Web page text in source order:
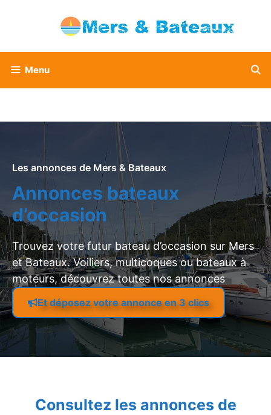
Menu
Les annonces de Mers & Bateaux
Annonces bateaux
d’occasion
Trouvez votre futur bateau d’occasion sur Mers
et Bateaux. Voiliers, multicoques ou bateaux à
moteurs, découvrez toutes nos annonces
Et déposez votre annonce en 3 clics
Consultez les annonces de